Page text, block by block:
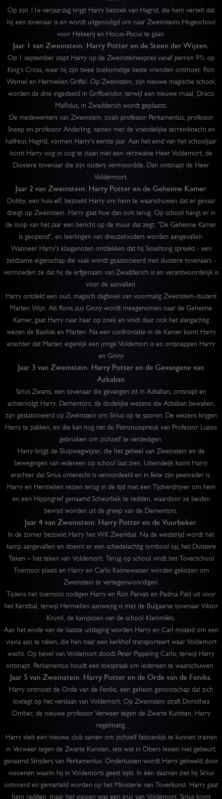
Op zijn 11e verjaardag krijgt Harry bezoek van Hagrid, die hem vertelt dat
hij een tovenaar is en wordt uitgenodigd om naar Zweinsteins Hogeschool
voor Hekserij en Hocus-Pocus te gaan.
Jaar 1 van Zweinstein: Harry Potter en de Steen der Wijzen.
Op 1 september stapt Harry op de Zweinsteinexpres vanaf perron 9¾ op
King's Cross, waar hij zijn twee toekomstige beste vrienden ontmoet: Ron
Wemel en Hermelien Griffel. Op Zweinstein, zijn nieuwe magische school,
worden de drie ingedeeld in Griffoendor, terwijl een nieuwe rivaal, Draco
Malfidus, in Zwadderich wordt geplaatst.
De medewerkers van Zweinstein, zoals professor Perkamentus, professor
Sneep en professor Anderling, samen met de vriendelijke terreinknecht en
halfreus Hagrid, vormen Harry's eerste jaar. Aan het eind van het schooljaar
komt Harry oog in oog te staan met een verzwakte Heer Voldemort, de
Duistere tovenaar die zijn ouders vermoordde. Dan ontsnapt de Heer
Voldermort.
Jaar 2 van Zweinstein: Harry Potter en de Geheime Kamer.
Dobby, een huis-elf, bezoekt Harry om hem te waarschuwen dat er gevaar
dreigt op Zweinstein. Harry gaat hoe dan ook terug. Op school hangt er in
de loop van het jaar een bericht op de muur dat zegt: "De Geheime Kamer
is geopend", en leerlingen van dreuzelouders worden aangevallen.
Wanneer Harry's klasgenoten ontdekken dat hij Sisseltong spreekt - een
zeldzame eigenschap die vaak wordt geassocieerd met duistere tovenaars -
vermoeden ze dat hij de erfgenaam van Zwadderich is en verantwoordelijk is
voor de aanvallen.
Harry ontdekt een oud, magisch dagboek van voormalig Zweinstein-student
Marten Vilijn. Als Rons zus Ginny wordt meegenomen naar de Geheime
Kamer, gaat Harry naar haar op zoek en vindt daar ook het slangachtig
wezen de Basilisk en Marten. Na een confrontatie in de Kamer komt Harry
erachter dat Marten eigenlijk een jonge Voldemort is en ontsnappen Harry
en Ginny
Jaar 3 van Zweinstein: Harry Potter en de Gevangene van
Azkaban
Sirius Zwarts, een tovenaar die gevangen zit in Azkaban, ontsnapt en
achtervolgt Harry. Dementors, de dodelijke wezens die Azkaban bewaken,
zijn gestationeerd op Zweinstein om Sirius op te sporen. De wezens krijgen
Harry te pakken, en die kan nog net de Patronusspreuk van Professor Lupos
gebruiken om zichzelf te verdedigen.
Harry krijgt de Sluipwegwijzer, die het geheel van Zweinstein en de
bewegingen van iedereen op school laat zien. Uiteindeljk komt Harry
erachter dat Sirius onterecht is veroordeeld en in feite zijn peetvader is.
Harry en Hermelien reizen terug in de tijd met een Tijdverdrijver om hem
en een Hippogrief genaamd Scheurbek te redden, waardoor ze beiden
bevrijd worden uit de greep van de Dementors.
Jaar 4 van Zweinstein: Harry Potter en de Vuurbeker.
In de zomer bezoekt Harry het WK Zwerkbal. Na de wedstrijd wordt het
kamp aangevallen en doemt er een schedelachtig symbool op, het Duistere
Teken – het teken van Voldemort. Terug op school vindt het Toverschool
Toernooi plaats en Harry en Carlo Kannewasser worden gekozen om
Zweinstein te vertegenwoordigen.
Tijdens het toernooi nodigen Harry en Ron Parvati en Padma Patil uit voor
het Kerstbal, terwijl Hermelien aanwezig is met de Bulgaarse tovenaar Viktor
Kruml, de kampioen van de school Klammfels.
Aan het einde van de laatste uitdaging worden Harry en Carl misleid om een
viavia aan te raken, die hen naar een kerkhof transporteert waar Voldemort
wacht. Op bevel van Voldemort doodt Peter Pippeling Carlo, terwijl Harry
ontsnapt. Perkamentus houdt een toespraak om iedereen te waarschuwen.
Jaar 5 van Zweinstein: Harry Potter en de Orde van de Feniks.
Harry ontmoet de Orde van de Feniks, een geheim genootschap dat zich
toelegt op het verslaan van Voldemort. Op Zweinstein straft Dorothea
Omber, de nieuwe professor Verweer tegen de Zwarte Kunsten, Harry
regelmatig.
Harry stelt een nieuwe club samen om zichzelf fatsoenlijk te kunnen trainen
in Verweer tegen de Zwarte Kunsten, iets wat in Obers lessen niet gebeurt,
genaamd Strijders van Perkamentus. Ondertussen wordt Harry gekweld door
visioenen waarin hij in Voldemorts geest kijkt. In één daarvan ziet hij Sirius
ontvoerd en gemarteld worden op het Ministerie van Toverkunst. Harry gaat
hem redden, maar het visioen was een truc van Voldemort. Sirius komt